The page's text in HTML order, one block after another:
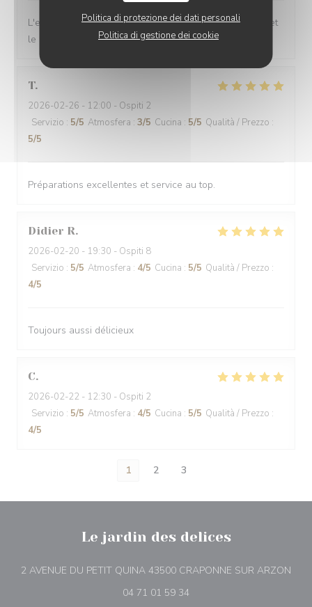
Politica di protezione dei dati personali
Politica di gestione dei cookie
L'excellence est toujours au rendez-vous. Les saveurs et
le service sont parfaits
T
2026-02-26 - 12:00 - Ospiti 2
Servizio : 5/5 Atmosfera : 3/5 Cucina : 5/5 Qualità / Prezzo :
5/5
Préparations excellentes et service au top.
Didier R
2026-02-20 - 19:30 - Ospiti 8
Servizio : 5/5 Atmosfera : 4/5 Cucina : 5/5 Qualità / Prezzo :
4/5
Toujours aussi délicieux
C
2026-02-22 - 12:30 - Ospiti 2
Servizio : 5/5 Atmosfera : 4/5 Cucina : 5/5 Qualità / Prezzo :
4/5
1 2 3
Le jardin des delices
2 AVENUE DU PETIT QUINA 43500 CRAPONNE SUR ARZON
04 71 01 59 34